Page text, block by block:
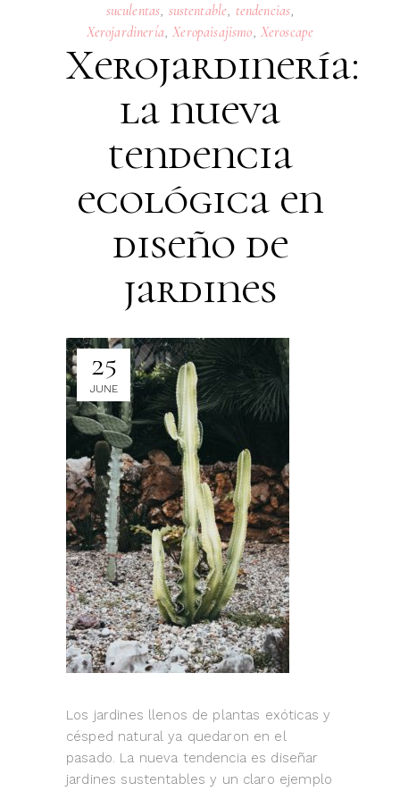
suculentas sustentable tendencias
Xerojardinería Xeropaisajismo Xeroscape
Xerojardinería:
la nueva
tendencia
ecológica en
diseño de
jardines
25
JUNE
Los jardines llenos de plantas exóticas y
césped natural ya quedaron en el
pasado. La nueva tendencia es diseñar
jardines sustentables y un claro ejemplo